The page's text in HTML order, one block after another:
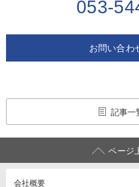
053-
お問い合わ
記事一
ページ
会社概要